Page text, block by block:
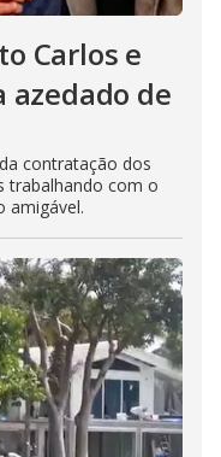
Carlos e
azedado de
contratação dos
trabalhando com o
amigável.